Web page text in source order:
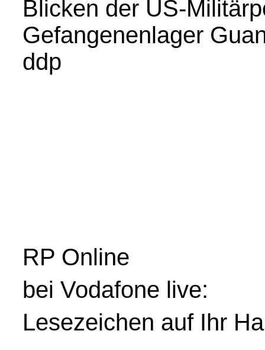
Blicken der US-
Gefangenenlager
ddp
RP Online
bei Vodafone live:
Lesezeichen auf Ihr